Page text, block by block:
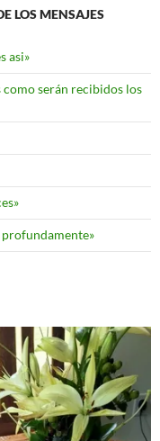
LOS MENSAJES
asi»
como serán recibidos los
profundamente»